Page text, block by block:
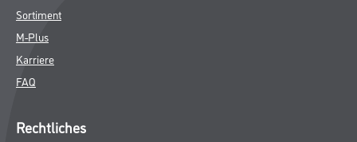
Sortiment
M-Plus
Karriere
FAQ
Rechtliches